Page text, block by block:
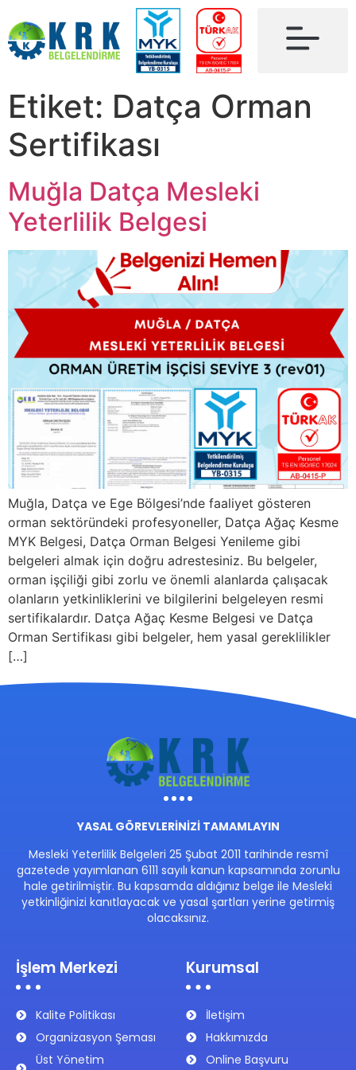
Etiket: Datça Orman
Sertifikası
Muğla Datça Mesleki
Yeterlilik Belgesi
Muğla, Datça ve Ege Bölgesi’nde faaliyet gösteren
orman sektöründeki profesyoneller, Datça Ağaç Kesme
MYK Belgesi, Datça Orman Belgesi Yenileme gibi
belgeleri almak için doğru adrestesiniz. Bu belgeler,
orman işçiliği gibi zorlu ve önemli alanlarda çalışacak
olanların yetkinliklerini ve bilgilerini belgeleyen resmi
sertifikalardır. Datça Ağaç Kesme Belgesi ve Datça
Orman Sertifikası gibi belgeler, hem yasal gereklilikler
[…]
YASAL GÖREVLERİNİZİ TAMAMLAYIN
Mesleki Yeterlilik Belgeleri 25 Şubat 2011 tarihinde resmî
gazetede yayımlanan 6111 sayılı kanun kapsamında zorunlu
hale getirilmiştir. Bu kapsamda aldığınız belge ile Mesleki
yetkinliğinizi kanıtlayacak ve yasal şartları yerine getirmiş
olacaksınız.
İşlem Merkezi
Kalite Politikası
Organizasyon Şeması
Üst Yönetim
Kurumsal
İletişim
Hakkımızda
Online Başvuru